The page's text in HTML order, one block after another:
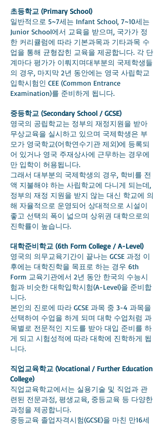
초등학교 (Primary School)
일반적으로 5~7세는 Infant School, 7~10세는
Junior School에서 교육을 받으며, 국가가 정
한 커리큘럼에 따라 기본과목과 기타과목 수
업을 통해 균형잡힌 교육을 제공합니다. 각 단
계마다 평가가 이뤄지며대부분의 국제학생들
의 경우, 마지막 2년 동안에는 영국 사립학교
입학시험인 CEE (Common Entrance
Examination)를 준비하게 됩니다.
중등학교 (Secondary School / GCSE)
영국의 공립학교는 정부의 재정지원을 받아
무상교육을 실시하고 있으며 국제학생은 부
모가 영국학교(어학연수기관 제외)에 등록되
어 있거나 영국 주재상사에 근무하는 경우에
만 입학이 허용됩니다.
그래서 대부분의 국제학생의 경우, 학비를 전
액 지불해야 하는 사립학교에 다니게 되는데,
정부의 재정 지원을 받지 않는 대신 학교에 의
해 자율적으로 운영되어 상대적으로 시설이
좋고 선택의 폭이 넓으며 상위권 대학으로의
진학률이 높습니다.
대학준비학교 (6th Form College / A-Level)
영국의 의무교육기간이 끝나는 GCSE 과정 이
후에는 대학진학을 목표로 하는 경우 6th
Form 교육기관에서 2년 동안 한국의 수능시
험과 비슷한 대학입학시험(A-Level)을 준비합
니다.
본인의 진로에 따라 GCSE 과목 중 3-4 과목을
선택하여 수업을 하게 되며 대학 수업처럼 과
목별로 전문적인 지도를 받아 대입 준비를 하
게 되고 시험성적에 따라 대학에 진학하게 됩
니다.
직업교육학교 (Vocational / Further Education
College)
직업교육학교에서는 실용기술 및 직업과 관
련된 전문과정, 평생교육, 중등교육 등 다양한
과정을 제공합니다.
중등교육 졸업자격시험(GCSE)을 마친 만16세